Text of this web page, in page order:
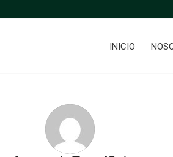
INICIO